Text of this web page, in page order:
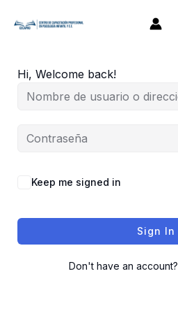
Hi, Welcome back!
Keep me signed in
Sign In
Don't have an account?